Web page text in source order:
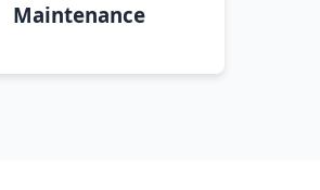
Maintenance